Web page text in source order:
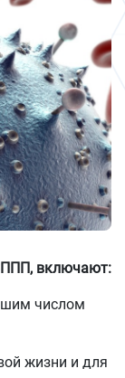
включают:
числом
жизни и для